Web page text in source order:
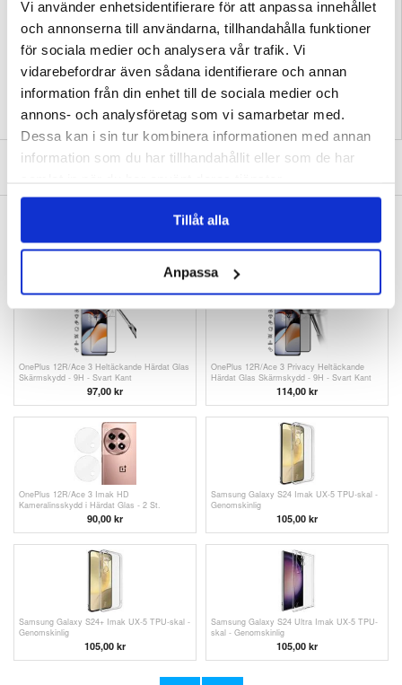
Vi använder enhetsidentifierare för att anpassa innehållet
och annonserna till användarna, tillhandahålla funktioner
för sociala medier och analysera vår trafik. Vi
vidarebefordrar även sådana identifierare och annan
information från din enhet till de sociala medier och
annons- och analysföretag som vi samarbetar med.
Dessa kan i sin tur kombinera informationen med annan
information som du har tillhandahållit eller som de har
Tillåt alla
Anpassa
Förpackning:Bulk
EAN: 5714122389046
Relaterade kategorier:Mobiltillbehör,Motorola Skal & Tillbehör,Motorola Moto
SKRIV EN RECENSION
ANDRA KUNDER HAR OCKSÅ KÖPT
OnePlus 12 Hybridskal med Ringhållare
OnePlus 12 Imak Privacy Heltäckande Härdat
Glas Skärmskydd - 9H
OnePlus 12R/Ace 3 Heltäckande Härdat Glas
Skärmskydd - 9H - Svart Kant
97,00 kr
OnePlus 12R/Ace 3 Privacy Heltäckande
Härdat Glas Skärmskydd - 9H - Svart Kant
114,00 kr
OnePlus 12R/Ace 3 Imak HD
Kameralinsskydd i Härdat Glas - 2 St.
90,00 kr
Samsung Galaxy S24 Imak UX-5 TPU-skal -
Genomskinlig
105,00 kr
Samsung Galaxy S24+ Imak UX-5 TPU-skal -
Genomskinlig
105,00 kr
Samsung Galaxy S24 Ultra Imak UX-5 TPU-
skal - Genomskinlig
105,00 kr